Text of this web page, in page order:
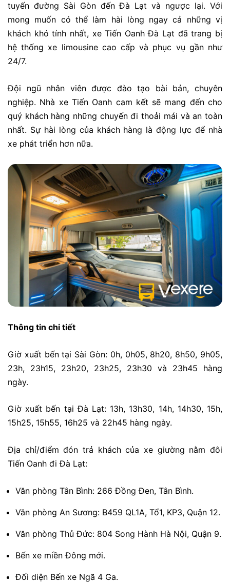
tuyến đường Sài Gòn đến Đà Lạt và ngược lại. Với
mong muốn có thể làm hài lòng ngay cả những vị
khách khó tính nhất, xe Tiến Oanh Đà Lạt đã trang bị
hệ thống xe limousine cao cấp và phục vụ gần như
24/7.
Đội ngũ nhân viên được đào tạo bài bản, chuyên
nghiệp. Nhà xe Tiến Oanh cam kết sẽ mang đến cho
quý khách hàng những chuyến đi thoải mái và an toàn
nhất. Sự hài lòng của khách hàng là động lực để nhà
xe phát triển hơn nữa.
Thông tin chi tiết
Giờ xuất bến tại Sài Gòn: 0h, 0h05, 8h20, 8h50, 9h05,
23h, 23h15, 23h20, 23h25, 23h30 và 23h45 hàng
ngày.
Giờ xuất bến tại Đà Lạt: 13h, 13h30, 14h, 14h30, 15h,
15h25, 15h55, 16h25 và 22h45 hàng ngày.
Địa chỉ/điểm đón trả khách của xe giường nằm đôi
Tiến Oanh đi Đà Lạt:
Văn phòng Tân Bình: 266 Đồng Đen, Tân Bình.
Văn phòng An Sương: B459 QL1A, Tổ1, KP3, Quận 12.
Văn phòng Thủ Đức: 804 Song Hành Hà Nội, Quận 9.
Bến xe miền Đông mới.
Đối diện Bến xe Ngã 4 Ga.